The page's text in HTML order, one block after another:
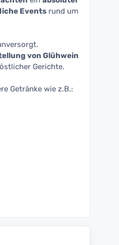
Events rund um
von Glühwein
Gerichte.
Getränke wie z.B.: